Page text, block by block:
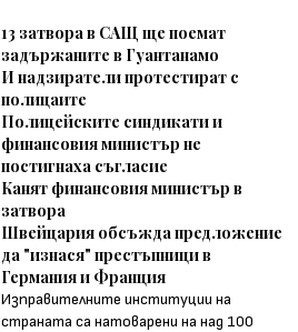
13 затвора в САЩ ще поемат
задържаните в Гуантанамо
И надзиратели протестират с
полицаите
Полицейските синдикати и
финансовия министър не
постигнаха съгласие
Канят финансовия министър в
затвора
Швейцария обсъжда предложение
да "изнася" престъпници в
Германия и Франция
Изправителните институции на
страната са натоварени на над 100